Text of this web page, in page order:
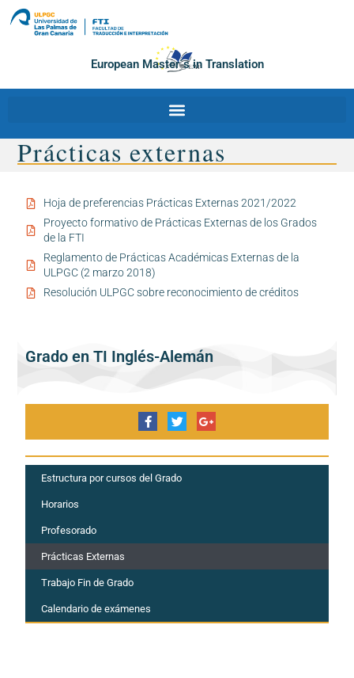
European Master´s in Translation
Prácticas externas
Hoja de preferencias Prácticas Externas 2021/2022
Proyecto formativo de Prácticas Externas de los Grados
de la FTI
Reglamento de Prácticas Académicas Externas de la
ULPGC (2 marzo 2018)
Resolución ULPGC sobre reconocimiento de créditos
Grado en TI Inglés-Alemán
Estructura por cursos del Grado
Horarios
Profesorado
Prácticas Externas
Trabajo Fin de Grado
Calendario de exámenes